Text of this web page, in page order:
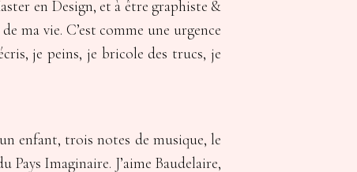
en Design, et à être graphiste &
ma vie. C’est comme une urgence
je peins, je bricole des trucs, je
enfant, trois notes de musique, le
Imaginaire. J’aime Baudelaire,